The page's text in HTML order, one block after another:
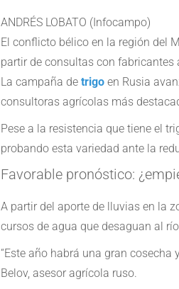
ANDRÉS LOBATO (Infocampo)
El conflicto bélico en la región del
partir de consultas con
La campaña de trigo en Rusia
consultoras agrícolas más
Pese a la resistencia que tiene el
probando esta variedad ante la
Favorable pronóstico:
A partir del aporte de lluvias en la
cursos de agua que desaguan al
“Este año habrá una gran
Belov, asesor agrícola ruso.